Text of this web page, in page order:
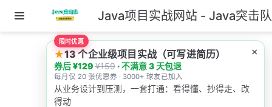
跳至主要內容 Java项目实战网站 - Java突击队
主页
1.高并发系统如何设
计？
×
限时优惠
★13 个企业级项目实战（可写进简历）
券后 ¥129¥159· 不满意 3 天包退
每月仅 20 张优惠券 · 3000+ 球友已加入
从业务设计到压测，一套打通：看得懂、抄得走、改
得动